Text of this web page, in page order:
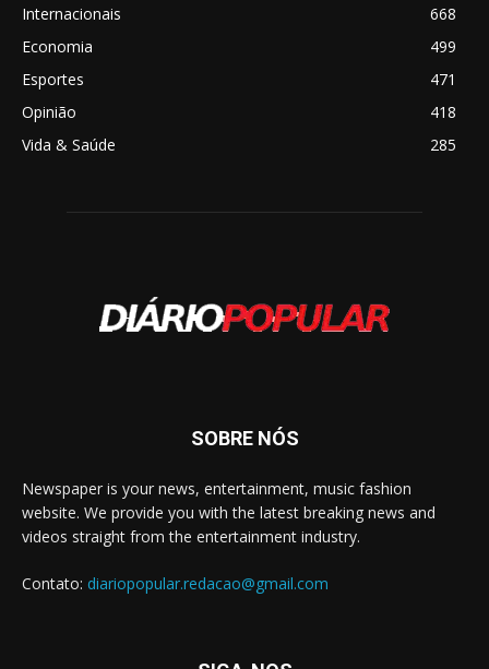
Internacionais
668
Economia
499
Esportes
471
Opinião
418
Vida & Saúde
285
SOBRE NÓS
Newspaper is your news, entertainment, music fashion
website. We provide you with the latest breaking news and
videos straight from the entertainment industry.
Contato: diariopopular.redacao@gmail.com